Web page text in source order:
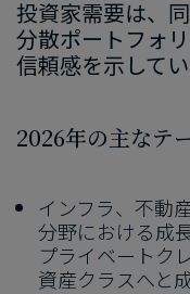
投資家需要は、​
分散ポートフォ
信頼感を​示してい
2026年の​主な​テ
インフラ、​不動
分野に​おける​成
プライベートク
資産クラスへと​